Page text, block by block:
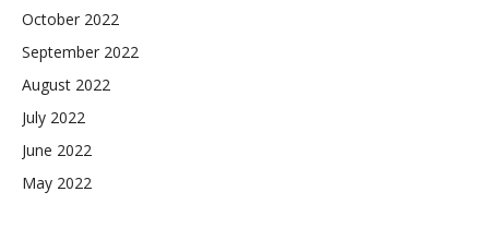
October 2022
September 2022
August 2022
July 2022
June 2022
May 2022